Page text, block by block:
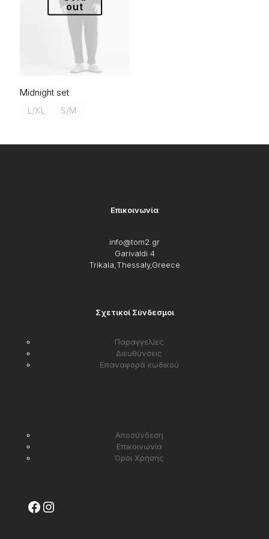
out
Midnight set
L/XL S/M
Επικοινωνία
info@tom2.gr
Garivaldi 4
Trikala,Thessaly,Greece
Σχετικοί Σύνδεσμοι
Παραγγελίες
Διευθύνσεις
Επαναφορά κωδικού
Αποσύνδεση
Επικοινωνία
Όροι Χρήσης
Facebook
Instagram